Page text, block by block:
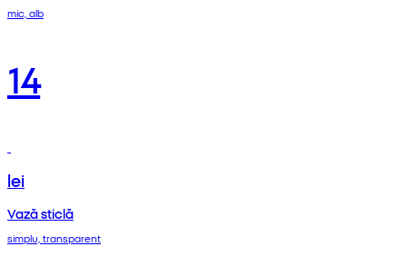
mic, alb
14
lei
Vază sticlă
simplu, transparent